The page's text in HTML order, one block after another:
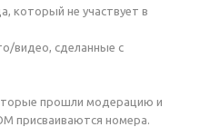
который не участвует в
видео, сделанные с
прошли модерацию и
присваиваются номера.